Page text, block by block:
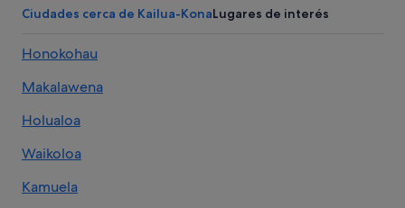
Campings de caravanas en Isla de Hawái
Waikoloa hoteles
Puako hoteles
Casas privadas de vacaciones en Isla de Hawái
Hoteles LGTBQIA en Isla de Hawái
Ciudades cerca de Kailua-KonaLugares de interés
Honokohau
Makalawena
Holualoa
Waikoloa
Kamuela